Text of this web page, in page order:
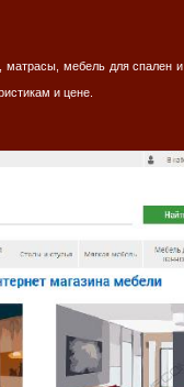
мебель для спален и
и цене.